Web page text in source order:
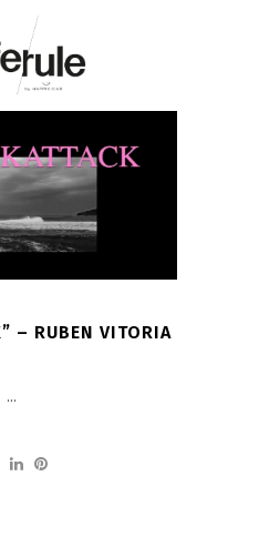
– RUBEN VITORIA
...